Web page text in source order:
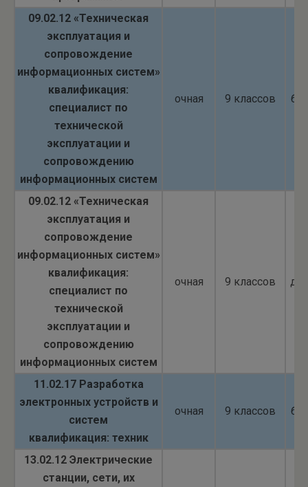
09.02.12 «Техническая
эксплуатация и
сопровождение
информационных систем»
квалификация:
специалист по
технической
эксплуатации и
сопровождению
информационных систем
очная 9 классов
09.02.12 «Техническая
эксплуатация и
сопровождение
информационных систем»
квалификация:
специалист по
технической
эксплуатации и
сопровождению
информационных систем
очная 9 классов
11.02.17 Разработка
электронных устройств и
систем
квалификация: техник
очная 9 классов
13.02.12 Электрические
станции, сети, их